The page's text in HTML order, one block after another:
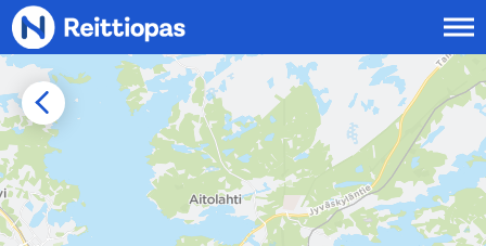
Siirry sisältöön